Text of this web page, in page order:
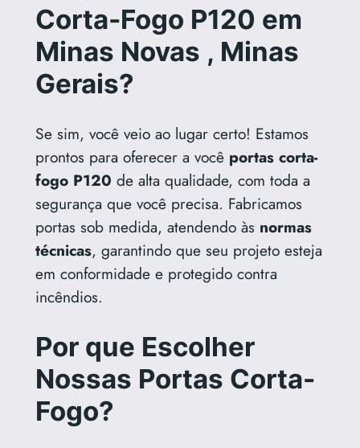
Corta-Fogo P120 em
Minas Novas , Minas
Gerais?
Se sim, você veio ao lugar certo! Estamos
prontos para oferecer a você portas corta-
fogo P120 de alta qualidade, com toda a
segurança que você precisa. Fabricamos
portas sob medida, atendendo às normas
técnicas, garantindo que seu projeto esteja
em conformidade e protegido contra
incêndios.
Por que Escolher
Nossas Portas Corta-
Fogo?